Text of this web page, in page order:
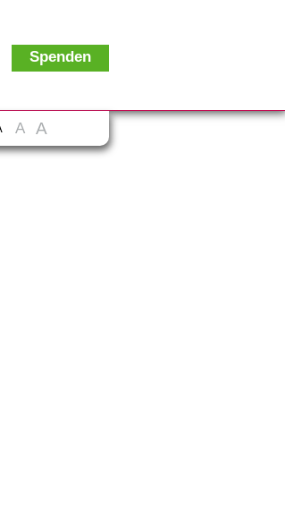
Spenden
A A